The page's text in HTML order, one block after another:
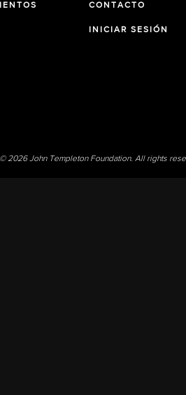
CONTACTO
INICIAR SESIÓN
2026 John Templeton Foundation. All rights